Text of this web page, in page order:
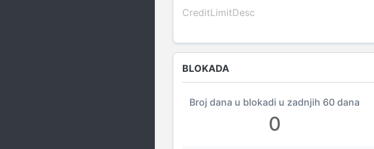
CreditLimitDesc
BLOKADA
Broj dana u blokadi u zadnjih 60 dana
0